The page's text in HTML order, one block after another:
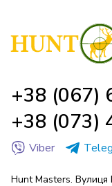
+38 (067)
+38 (073)
Viber
Hunt Masters. Вулиця